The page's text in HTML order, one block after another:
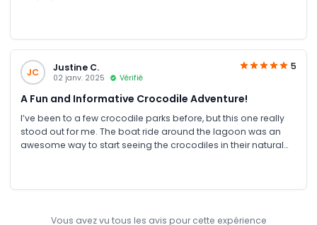
experience.
JC
Justine C.
02 janv. 2025 Vérifié
5
A Fun and Informative Crocodile Adventure!
I’ve been to a few crocodile parks before, but this one really
stood out for me. The boat ride around the lagoon was an
awesome way to start seeing the crocodiles in their natural
Vous avez vu tous les avis pour cette expérience